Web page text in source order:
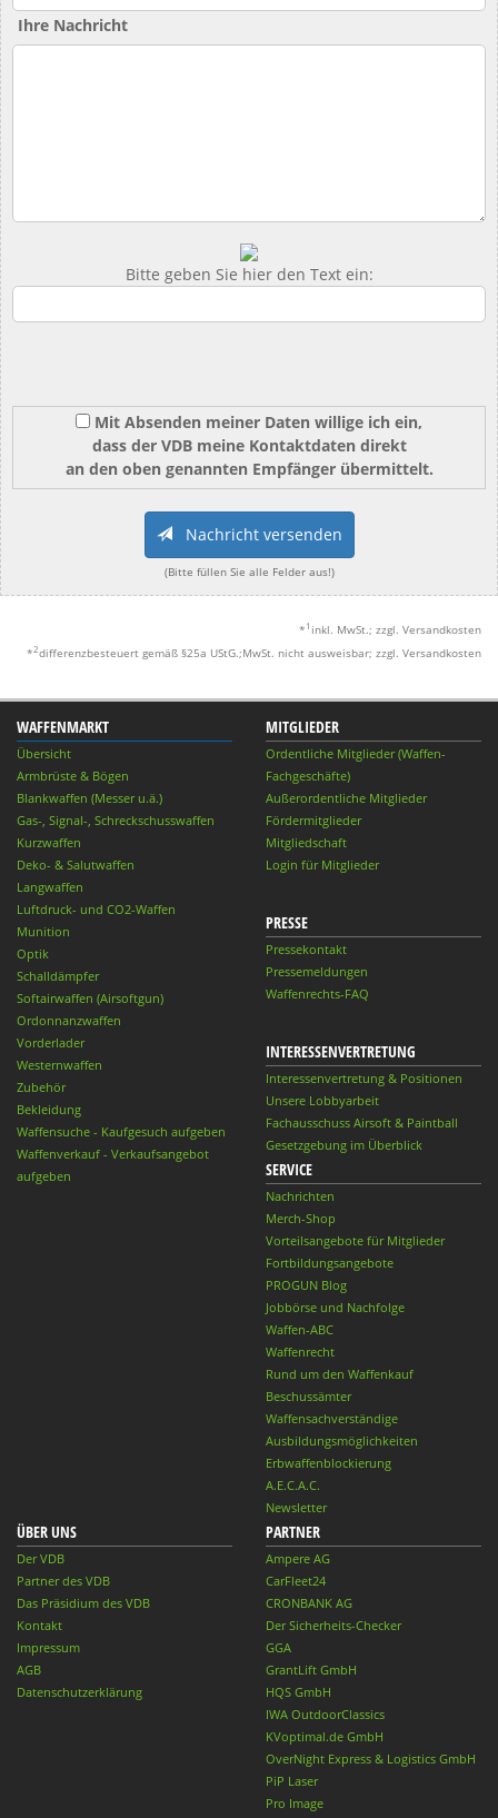
Ihre Nachricht
Bitte geben Sie hier den Text ein:
Mit Absenden meiner Daten willige ich ein,
dass der VDB meine Kontaktdaten direkt
an den oben genannten Empfänger übermittelt.
Nachricht versenden
(Bitte füllen Sie alle Felder aus!)
* 1 inkl. MwSt.; zzgl. Versandkosten
*2differenzbesteuert gemäß §25a UStG.;MwSt. nicht ausweisbar; zzgl. Versandkosten
WAFFENMARKT
Übersicht
Armbrüste & Bögen
Blankwaffen (Messer u.ä.)
Gas-, Signal-, Schreckschusswaffen
Kurzwaffen
Deko- & Salutwaffen
Langwaffen
Luftdruck- und CO2-Waffen
Munition
Optik
Schalldämpfer
Softairwaffen (Airsoftgun)
Ordonnanzwaffen
Vorderlader
Westernwaffen
Zubehör
Bekleidung
Waffensuche - Kaufgesuch aufgeben
Waffenverkauf - Verkaufsangebot
aufgeben
MITGLIEDER
Ordentliche Mitglieder (Waffen-
Fachgeschäfte)
Außerordentliche Mitglieder
Fördermitglieder
Mitgliedschaft
Login für Mitglieder
PRESSE
Pressekontakt
Pressemeldungen
Waffenrechts-FAQ
INTERESSENVERTRETUNG
Interessenvertretung & Positionen
Unsere Lobbyarbeit
Fachausschuss Airsoft & Paintball
Gesetzgebung im Überblick
SERVICE
Nachrichten
Merch-Shop
Vorteilsangebote für Mitglieder
Fortbildungsangebote
PROGUN Blog
Jobbörse und Nachfolge
Waffen-ABC
Waffenrecht
Rund um den Waffenkauf
Beschussämter
Waffensachverständige
Ausbildungsmöglichkeiten
Erbwaffenblockierung
A.E.C.A.C.
Newsletter
ÜBER UNS
Der VDB
Partner des VDB
Das Präsidium des VDB
Kontakt
Impressum
AGB
Datenschutzerklärung
PARTNER
Ampere AG
CarFleet24
CRONBANK AG
Der Sicherheits-Checker
GGA
GrantLift GmbH
HQS GmbH
IWA OutdoorClassics
KVoptimal.de GmbH
OverNight Express & Logistics GmbH
PiP Laser
Pro Image